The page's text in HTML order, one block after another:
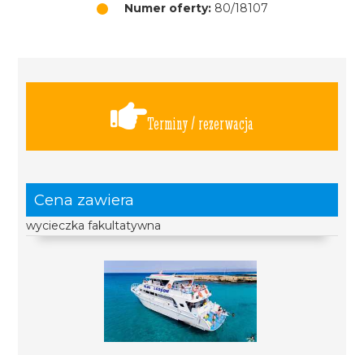
Numer oferty:80/18107
Terminy / rezerwacja
Cena zawiera
wycieczka fakultatywna